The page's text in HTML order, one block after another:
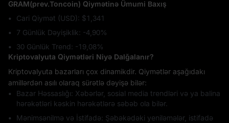
GRAM(prev.Toncoin) Qiymətinə Ümumi Baxış
Cari Qiymət (USD): $1,341
7 Günlük Dəyişiklik: ‎-4,90%
30 Günlük Trend: ‎-19,08%
Kriptovalyuta Qiymətləri Niyə Dalğalanır?
Kriptovalyuta bazarları çox dinamikdir. Qiymətlər aşağıdakı
amillərdən asılı olaraq sürətlə dəyişə bilər:
Bazar Həssaslığı: Xəbərlər, sosial media trendləri və ya balina
hərəkətləri kəskin hərəkətlərə səbəb ola bilər.
Mənimsənilmə və İstifadə: Şəbəkədəki yeniləmələr, istifadə